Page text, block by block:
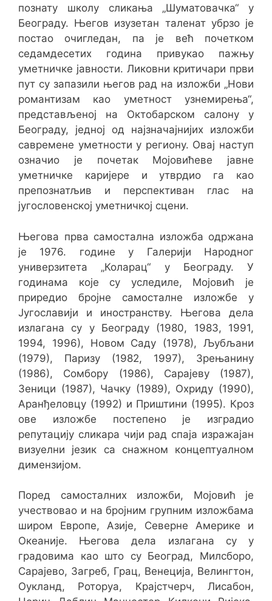
познату школу сликања „Шуматовачка“ у
Београду. Његов изузетан таленат убрзо је
постао очигледан, па је већ почетком
седамдесетих година привукао пажњу
уметничке јавности. Ликовни критичари први
пут су запазили његов рад на изложби „Нови
романтизам као уметност узнемирења“,
представљеној на Октобарском салону у
Београду, једној од најзначајнијих изложби
савремене уметности у региону. Овај наступ
означио је почетак Мојовићеве јавне
уметничке каријере и утврдио га као
препознатљив и перспективан глас на
југословенској уметничкој сцени.
Његова прва самостална изложба одржана
је 1976. године у Галерији Народног
универзитета „Коларац“ у Београду. У
годинама које су уследиле, Мојовић је
приредио бројне самосталне изложбе у
Југославији и иностранству. Његова дела
излагана су у Београду (1980, 1983, 1991,
1994, 1996), Новом Саду (1978), Љубљани
(1979), Паризу (1982, 1997), Зрењанину
(1986), Сомбору (1986), Сарајеву (1987),
Зеници (1987), Чачку (1989), Охриду (1990),
Аранђеловцу (1992) и Приштини (1995). Кроз
ове изложбе постепено је изградио
репутацију сликара чији рад спаја изражајан
визуелни језик са снажном концептуалном
димензијом.
Поред самосталних изложби, Мојовић је
учествовао и на бројним групним изложбама
широм Европе, Азије, Северне Америке и
Океаније. Његова дела излагана су у
градовима као што су Београд, Милсборо,
Сарајево, Загреб, Грац, Венеција, Велингтон,
Оукланд, Роторуа, Крајстчерч, Лисабон,